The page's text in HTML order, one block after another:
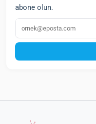
abone olun.
E‑posta